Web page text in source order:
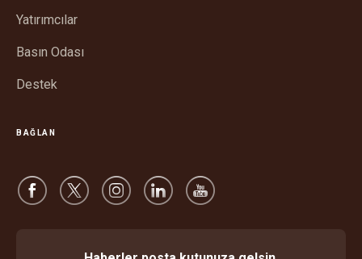
Yatırımcılar
Basın Odası
Destek
BAĞLAN